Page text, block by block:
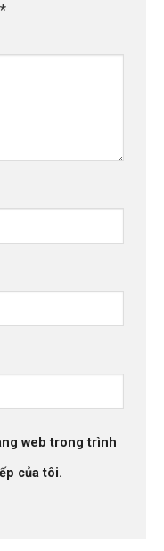
*
web trong trình
của tôi.